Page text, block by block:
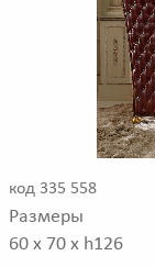
код 335 558
Размеры
60 x 70 x h126